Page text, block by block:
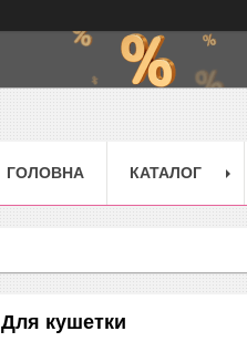
ГОЛОВНА КАТАЛОГ
Для кушетки